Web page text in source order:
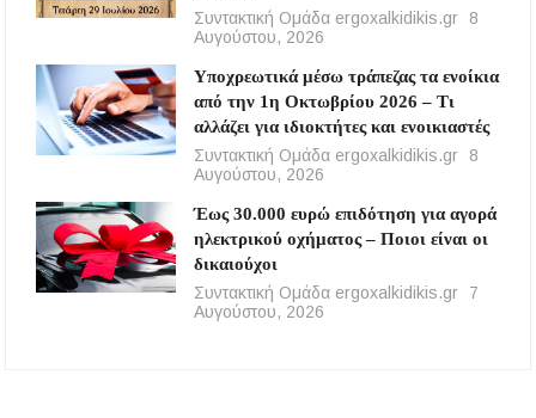
Συντακτική Ομάδα ergoxalkidikis.gr
8
Αυγούστου, 2026
Υποχρεωτικά μέσω τράπεζας τα ενοίκια
από την 1η Οκτωβρίου 2026 – Τι
αλλάζει για ιδιοκτήτες και ενοικιαστές
Συντακτική Ομάδα ergoxalkidikis.gr
8
Αυγούστου, 2026
Έως 30.000 ευρώ επιδότηση για αγορά
ηλεκτρικού οχήματος – Ποιοι είναι οι
δικαιούχοι
Συντακτική Ομάδα ergoxalkidikis.gr
7
Αυγούστου, 2026